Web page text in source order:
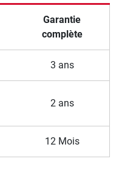
Garantie
complète
3 ans
2 ans
12 Mois